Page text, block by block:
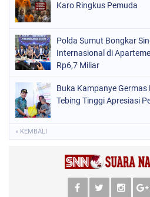
Karo Ringkus Pemuda
Polda Sumut Bongkar
Internasional di
Rp6,7 Miliar
Buka Kampanye Germas
Tebing Tinggi Apresiasi
« KEMBALI